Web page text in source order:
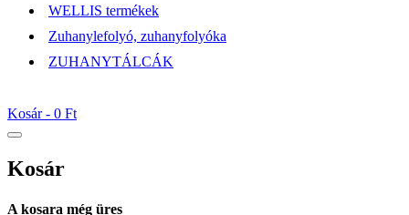
WELLIS termékek
Zuhanylefolyó, zuhanyfolyóka
ZUHANYTÁLCÁK
Kosár - 0 Ft
Kosár
A kosara még üres